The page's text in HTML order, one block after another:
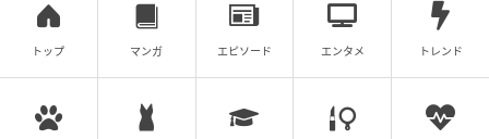
トップ マンガ エピソード エンタメ トレンド